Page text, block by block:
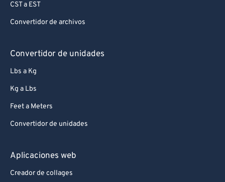
CST a EST
Convertidor de archivos
Convertidor de unidades
Lbs a Kg
Kg a Lbs
Feet a Meters
Convertidor de unidades
Aplicaciones web
Creador de collages